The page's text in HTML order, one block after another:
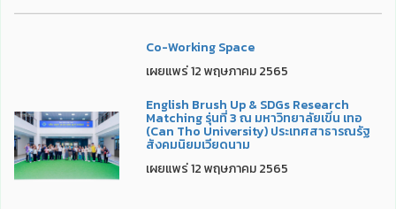
Co-Working Space
เผยแพร่ 12 พฤษภาคม 2565
English Brush Up & SDGs Research
Matching รุ่นที่ 3 ณ มหาวิทยาลัยเขิ่น เทอ
(Can Tho University) ประเทศสาธารณรัฐ
สังคมนิยมเวียดนาม
เผยแพร่ 12 พฤษภาคม 2565